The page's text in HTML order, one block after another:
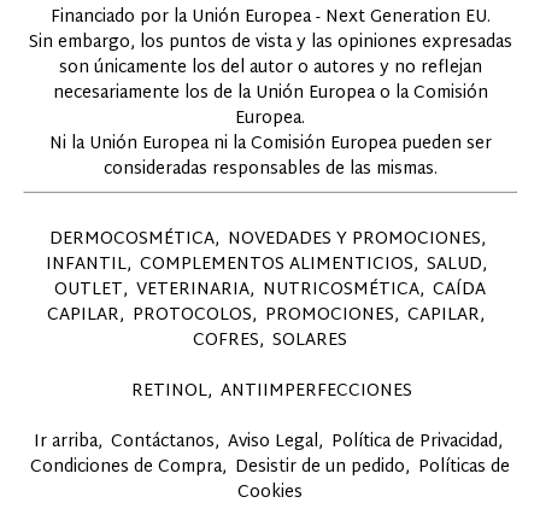
Financiado por la Unión Europea - Next Generation EU.
Sin embargo, los puntos de vista y las opiniones expresadas
son únicamente los del autor o autores y no reflejan
necesariamente los de la Unión Europea o la Comisión
Europea.
Ni la Unión Europea ni la Comisión Europea pueden ser
consideradas responsables de las mismas.
DERMOCOSMÉTICA NOVEDADES Y PROMOCIONES
INFANTIL COMPLEMENTOS ALIMENTICIOS SALUD
OUTLET VETERINARIA NUTRICOSMÉTICA CAÍDA
CAPILAR PROTOCOLOS PROMOCIONES CAPILAR
COFRES SOLARES
RETINOL ANTIIMPERFECCIONES
Ir arriba Contáctanos Aviso Legal Política de Privacidad
Condiciones de Compra Desistir de un pedido Políticas de
Cookies